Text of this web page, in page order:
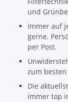
und
Immer auf
gerne.
per Post.
zum besten
Die
immer top